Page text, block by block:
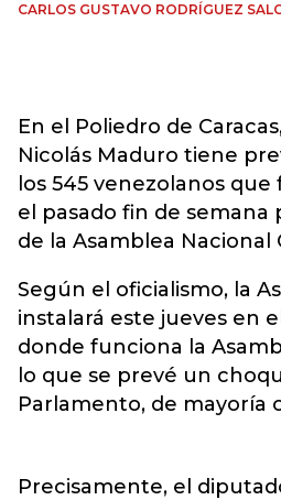
CARLOS GUSTAVO RODRÍGUEZ
En el Poliedro de
Nicolás Maduro tiene
los 545 venezolanos
el pasado fin de
de la Asamblea
Según el oficialismo, la
instalará este jueves en
donde funciona la
lo que se prevé un
Parlamento, de mayoría
Precisamente, el